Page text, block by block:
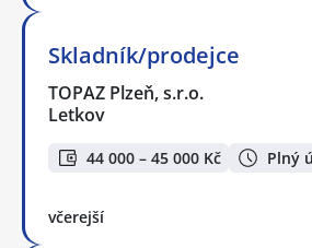
Skladník/prodejce
TOPAZ Plzeň, s.r.o.
Letkov
44 000 – 45 000 Kč Plný
včerejší